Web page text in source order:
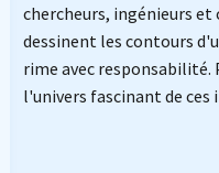
chercheurs, ingénieurs
dessinent les contours
rime avec responsabilité.
l'univers fascinant de